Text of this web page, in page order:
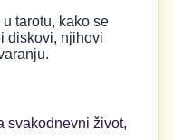
tarotu, kako se
diskovi, njihovi
svakodnevni život,